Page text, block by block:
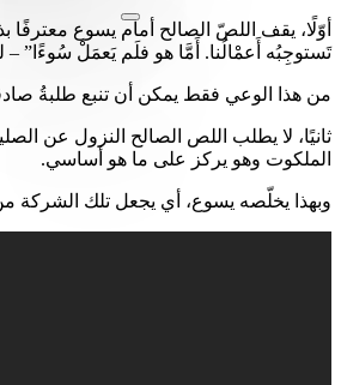
أوّلًا، يقف اللصّ الصالح أمام يسوع معترفًا
تَستوجِبُه أَعمْالُنا. أَمَّا هو فلَم يَعمَلْ سُوءًا” – لوقا
من هذا الوعي فقط يمكن أن تنبع طلبةُ
ثانيًا، لا يطلب اللص الصالح النزول عن
الملكوت وهو يركز على ما هو أساسي.
وبهذا يخلّصه يسوع، أي يجعل تلك